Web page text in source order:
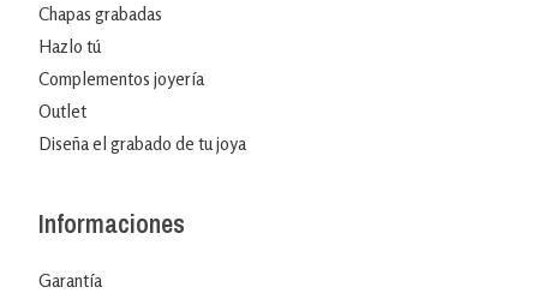
Chapas grabadas
Hazlo tú
Complementos joyería
Outlet
Diseña el grabado de tu joya
Informaciones
Garantía